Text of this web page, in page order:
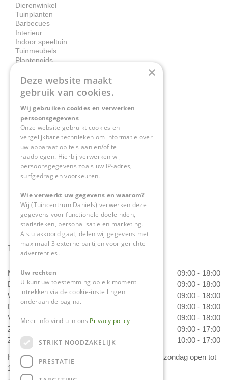
Dierenwinkel
Tuinplanten
Barbecues
Interieur
Indoor speeltuin
Tuinmeubels
Plantengids
Contact
Tuincentrum Daniëls
Herkenbosserweg 4
6063 NL Vlodrop
0475-534298
info@tuincentrumdaniels.nl
Tuincentrum Daniëls
Maandag
09:00 - 18:00
Dinsdag
09:00 - 18:00
Woensdag
09:00 - 18:00
Donderdag
09:00 - 18:00
Vrijdag
09:00 - 18:00
Zaterdag
09:00 - 17:00
Zondag
10:00 - 17:00
Het 'Bloemetje van Daniëls' is van dinsdag t/m zondag open tot
17.00 uur!
×
Deze website maakt
gebruik van cookies.
Wij gebruiken cookies en verwerken
persoonsgegevens
Onze website gebruikt cookies en
vergelijkbare technieken om informatie over
uw apparaat op te slaan en/of te
raadplegen. Hierbij verwerken wij
persoonsgegevens zoals uw IP-adres,
surfgedrag en voorkeuren.
Wie verwerkt uw gegevens en waarom?
Wij (Tuincentrum Daniëls) verwerken deze
gegevens voor functionele doeleinden,
statistieken, personalisatie en marketing.
Als u akkoord gaat, delen wij gegevens met
maximaal 3 externe partijen voor gerichte
advertenties.
Uw rechten
U kunt uw toestemming op elk moment
intrekken via de cookie-instellingen
onderaan de pagina.
Meer info vind u in ons Privacy policy
STRIKT NOODZAKELIJK
PRESTATIE